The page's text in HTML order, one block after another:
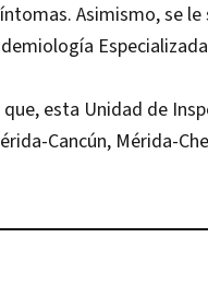
Asimismo, se
esta Unidad de
Cancún, Mérida-